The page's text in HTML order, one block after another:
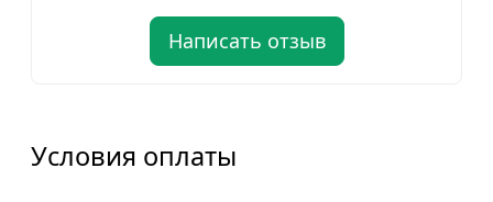
Написать отзыв
Условия оплаты